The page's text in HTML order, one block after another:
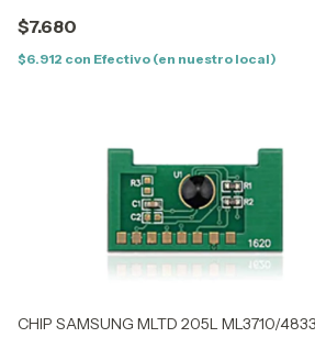
$7.680
$6.912 con Efectivo (en nuestro local)
CHIP SAMSUNG MLTD 205L ML3710/